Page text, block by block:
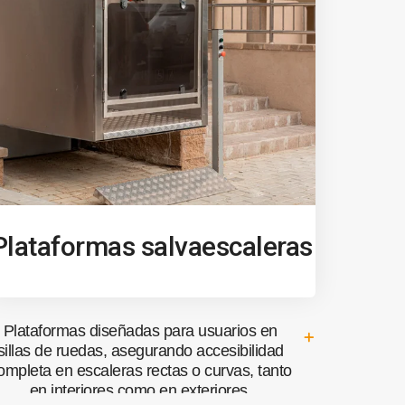
salvaescaleras
Plataformas diseñadas para usuarios en
de ruedas, asegurando accesibilidad
en escaleras rectas o curvas, tanto
en interiores como en exteriores.